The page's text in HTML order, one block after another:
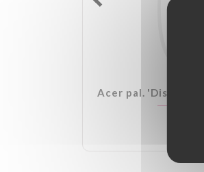
Acer pal.